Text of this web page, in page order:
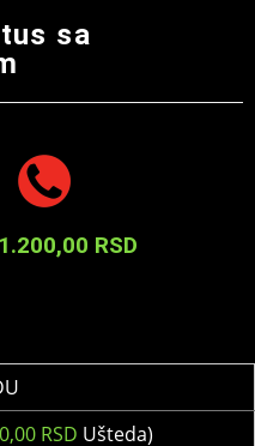
sa
1.200,00 RSD
RSD Ušteda)